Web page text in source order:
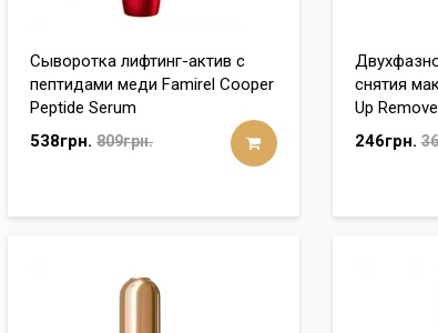
Сыворотка лифтинг-актив с
пептидами меди Famirel Cooper
Peptide Serum
538грн. 809грн.
снятия
Up
246грн.